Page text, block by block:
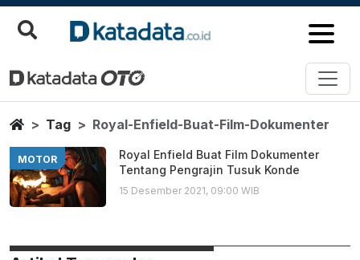
Royal Enfield Buat Film
Berita Terbaru
HomeTag Royal-Enfield-Buat-Film-Dokumenter
MOTOR
Royal Enfield Buat Film Dokumenter
Tentang Pengrajin Tusuk Konde
15 Desember 2021, 09:00 WIB